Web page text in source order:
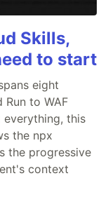
Skills,
to start
eight
to WAF
everything, this
the npx
the progressive
context